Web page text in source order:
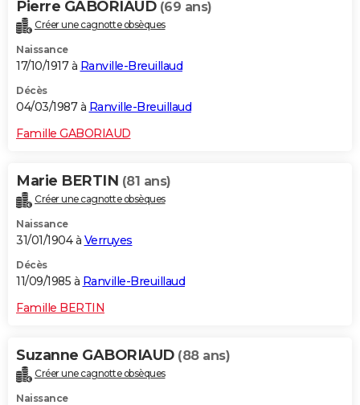
Pierre GABORIAUD (69 ans)
Créer une cagnotte obsèques
Naissance
17/10/1917 à Ranville-Breuillaud
Décès
04/03/1987 à Ranville-Breuillaud
Famille GABORIAUD
Marie BERTIN (81 ans)
Créer une cagnotte obsèques
Naissance
31/01/1904 à Verruyes
Décès
11/09/1985 à Ranville-Breuillaud
Famille BERTIN
Suzanne GABORIAUD (88 ans)
Créer une cagnotte obsèques
Naissance